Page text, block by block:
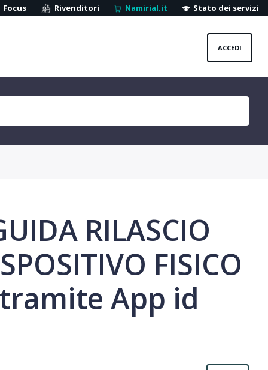
Focus Rivenditori Namirial.it Stato dei servizi
ACCEDI
RILASCIO
FISICO
App id